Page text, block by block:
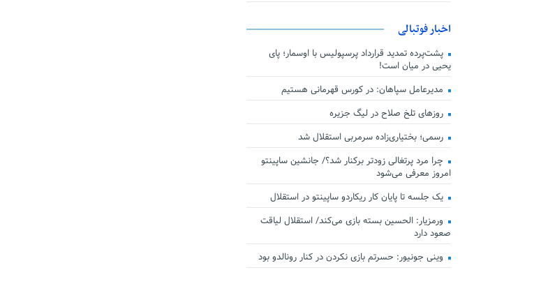
اخبار فوتبالی
پشت‌پرده تمدید قرارداد پرسپولیس با اوسمار؛ پای
یحیی در میان است!
مدیرعامل سپاهان: در کورس قهرمانی هستیم
روزهای تلخ صلاح در لیگ جزیره
رسمی؛ بختیاری‌زاده سرمربی استقلال شد
چرا مرد پرتغالی زودتر برکنار شد؟/ جانشین ساپینتو
امروز معرفی می‌شود
یک جلسه تا پایان کار ریکاردو ساپینتو در استقلال
ورمزیار: الحسین بسته بازی می‌کند/ استقلال لیاقت
صعود دارد
وینی جونیور: حسرتم بازی نکردن در کنار رونالدو بود